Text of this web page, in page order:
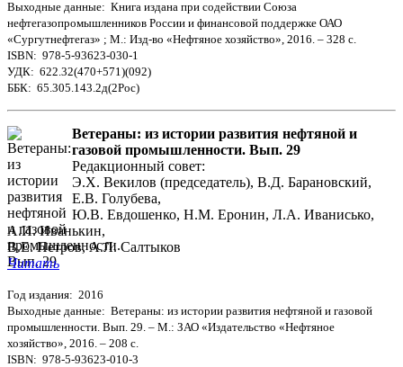
Выходные данные: Книга издана при содействии Союза
нефтегазопромышленников России и финансовой поддержке ОАО
«Сургутнефтегаз» ; М.: Изд-во «Нефтяное хозяйство», 2016. – 328 с.
ISBN: 978-5-93623-030-1
УДК: 622.32(470+571)(092)
ББК: 65.305.143.2д(2Рос)
Ветераны: из истории развития нефтяной и
газовой промышленности. Вып. 29
Редакционный совет:
Э.Х. Векилов (председатель), В.Д. Барановский,
Е.В. Голубева,
Ю.В. Евдошенко, Н.М. Еронин, Л.А. Иванисько,
А.И. Иванькин,
В.Е. Петров, А.Л. Салтыков
Читать
Год издания: 2016
Выходные данные: Ветераны: из истории развития нефтяной и газовой
промышленности. Вып. 29. – М.: ЗАО «Издательство «Нефтяное
хозяйство», 2016. – 208 с.
ISBN: 978-5-93623-010-3